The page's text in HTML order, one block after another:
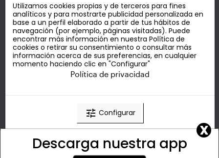
COSMÉTICA LOW COST
Utilizamos cookies propias y de terceros para fines
analíticos y para mostrarte publicidad personalizada en
base a un perfil elaborado a partir de tus hábitos de
navegación (por ejemplo, páginas visitadas). Puede
encontrar más información en nuestra Política de
cookies o retirar su consentimiento o consultar más
información acerca de sus preferencias, en cualquier
momento haciendo clic en "Configurar"
Política de privacidad
tune Configurar
clear Rechazar
X
Descarga nuestra app